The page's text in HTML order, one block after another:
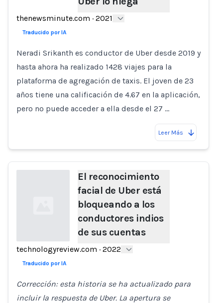
Loading...
thenewsminute.com · 2021
Traducido por IA
Neradi Srikanth es conductor de Uber desde 2019 y
hasta ahora ha realizado 1428 viajes para la
plataforma de agregación de taxis. El joven de 23
años tiene una calificación de 4.67 en la aplicación,
pero no puede acceder a ella desde el 27 …
Leer Más
Loading...
El reconocimiento
facial de Uber está
bloqueando a los
conductores indios
de sus cuentas
technologyreview.com · 2022
Traducido por IA
Corrección: esta historia se ha actualizado para
incluir la respuesta de Uber. La apertura se